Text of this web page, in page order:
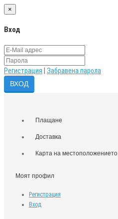
×
Вход
Регистрация Забравена парола
Плащане
Доставка
Карта на местоположението
Моят профил
Регистрация
Вход